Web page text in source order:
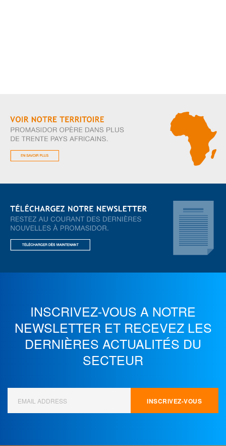
INSCRIVEZ-VOUS A NOTRE
NEWSLETTER ET RECEVEZ LES
DERNIÈRES ACTUALITÉS DU
SECTEUR